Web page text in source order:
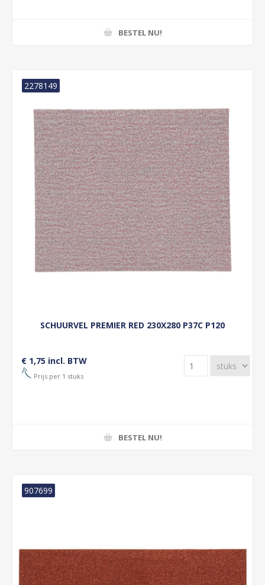
BESTEL NU!
SCHUURVEL PREMIER RED 230X280 P37C P120
2278149
€ 1,75 incl. BTW
Prijs per 1 stuks
BESTEL NU!
907699